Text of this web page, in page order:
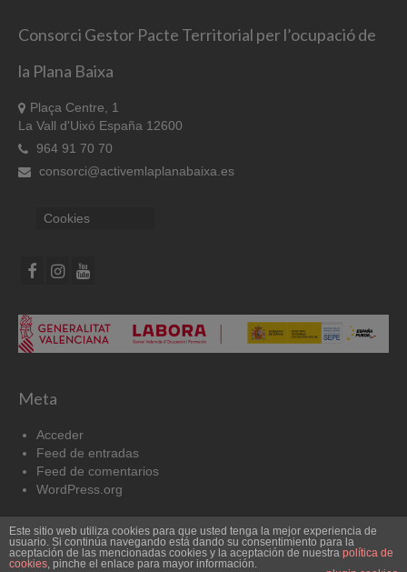
Consorci Gestor Pacte Territorial per l’ocupació de
la Plana Baixa
Plaça Centre, 1
La Vall d'Uixó España 12600
964 91 70 70
consorci@activemlaplanabaixa.es
Cookies
Meta
Acceder
Feed de entradas
Feed de comentarios
WordPress.org
Cookies Aviso Legal
© 2026 Pacto por el Empleo
Este sitio web utiliza cookies para que usted tenga la mejor experiencia de
usuario. Si continúa navegando está dando su consentimiento para la
aceptación de las mencionadas cookies y la aceptación de nuestra política de
cookies, pinche el enlace para mayor información.